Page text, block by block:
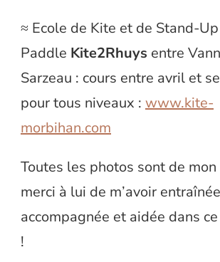
≈ Ecole de Kite et de Stand-Up
Paddle Kite2Rhuys entre
Sarzeau : cours entre avril et
pour tous niveaux : www.kite-
morbihan.com
Toutes les photos sont de
merci à lui de m’avoir
accompagnée et aidée dans
!